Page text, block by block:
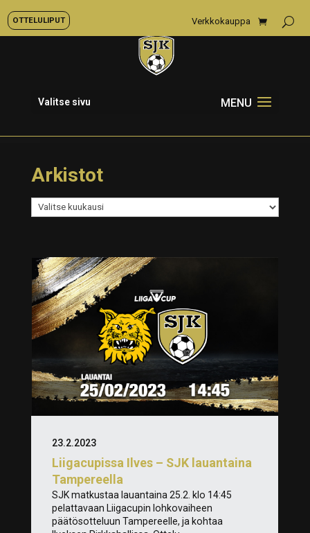
OTTELULIPUT Verkkokauppa
Valitse sivu
Arkistot
Arkistot
Liigacupissa Ilves – SJK lauantaina
Tampereella
23.2.2023
SJK matkustaa lauantaina 25.2. klo 14:45
pelattavaan Liigacupin lohkovaiheen
päätösotteluun Tampereelle, ja kohtaa